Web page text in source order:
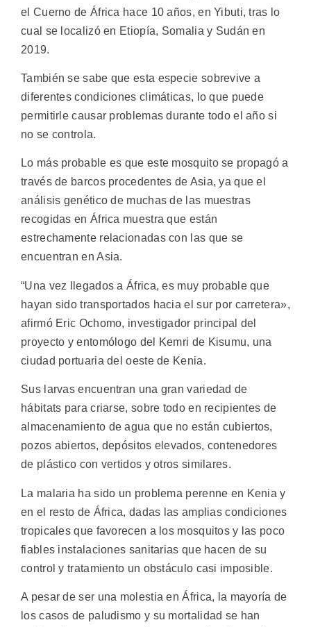
el Cuerno de África hace 10 años, en Yibuti, tras lo
cual se localizó en Etiopía, Somalia y Sudán en
2019.
También se sabe que esta especie sobrevive a
diferentes condiciones climáticas, lo que puede
permitirle causar problemas durante todo el año si
no se controla.
Lo más probable es que este mosquito se propagó a
través de barcos procedentes de Asia, ya que el
análisis genético de muchas de las muestras
recogidas en África muestra que están
estrechamente relacionadas con las que se
encuentran en Asia.
“Una vez llegados a África, es muy probable que
hayan sido transportados hacia el sur por carretera»,
afirmó Eric Ochomo, investigador principal del
proyecto y entomólogo del Kemri de Kisumu, una
ciudad portuaria del oeste de Kenia.
Sus larvas encuentran una gran variedad de
hábitats para criarse, sobre todo en recipientes de
almacenamiento de agua que no están cubiertos,
pozos abiertos, depósitos elevados, contenedores
de plástico con vertidos y otros similares.
La malaria ha sido un problema perenne en Kenia y
en el resto de África, dadas las amplias condiciones
tropicales que favorecen a los mosquitos y las poco
fiables instalaciones sanitarias que hacen de su
control y tratamiento un obstáculo casi imposible.
A pesar de ser una molestia en África, la mayoría de
los casos de paludismo y su mortalidad se han